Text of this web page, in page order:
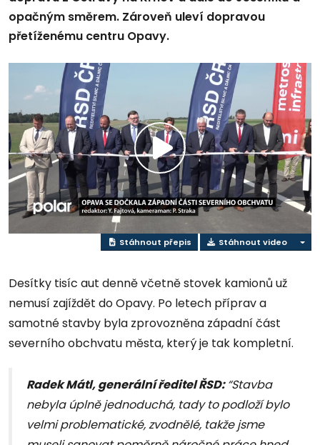
opačným směrem. Zároveň uleví dopravou
přetíženému centru Opavy.
Přehrát
video
Stáhnout přepis Stáhnout video
Desítky tisíc aut denně včetně stovek kamionů už
nemusí zajíždět do Opavy. Po letech příprav a
samotné stavby byla zprovozněna západní část
severního obchvatu města, který je tak kompletní.
Radek Mátl, generální ředitel ŘSD:“Stavba
nebyla úplně jednoduchá, tady to podloží bylo
velmi problematické, zvodnělé, takže jsme